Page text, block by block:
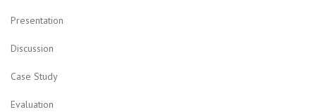
Presentation
Discussion
Case Study
Evaluation